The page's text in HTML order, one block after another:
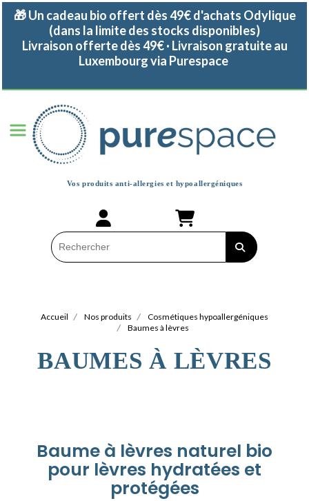
🎁 Un cadeau bio offert dès 49€ d'achats Odylique
(dans la limite des stocks disponibles)
Livraison offerte dès 49€ · Livraison gratuite au
Luxembourg via Purespace
Vos produits anti-allergies et hypoallergéniques
Accueil Nos produits
Cosmétiques hypoallergéniques
Baumes à lèvres
BAUMES À LÈVRES
Baume à lèvres naturel bio
pour lèvres hydratées et
protégées
Panneau de gestion des cookies